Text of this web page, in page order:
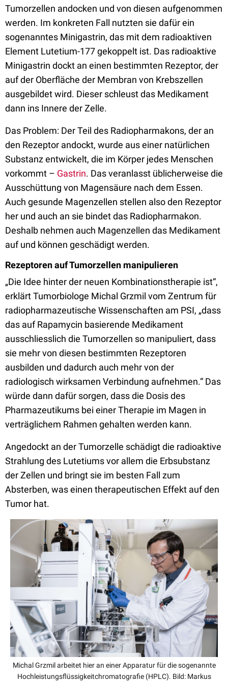
Tumorzellen andocken und von diesen aufgenommen
werden. Im konkreten Fall nutzten sie dafür ein
sogenanntes Minigastrin, das mit dem radioaktiven
Element Lutetium-177 gekoppelt ist. Das radioaktive
Minigastrin dockt an einen bestimmten Rezeptor, der
auf der Oberfläche der Membran von Krebszellen
ausgebildet wird. Dieser schleust das Medikament
dann ins Innere der Zelle.
Das Problem: Der Teil des Radiopharmakons, der an
den Rezeptor andockt, wurde aus einer natürlichen
Substanz entwickelt, die im Körper jedes Menschen
vorkommt – Gastrin. Das veranlasst üblicherweise die
Ausschüttung von Magensäure nach dem Essen.
Auch gesunde Magenzellen stellen also den Rezeptor
her und auch an sie bindet das Radiopharmakon.
Deshalb nehmen auch Magenzellen das Medikament
auf und können geschädigt werden.
Rezeptoren auf Tumorzellen manipulieren
„Die Idee hinter der neuen Kombinationstherapie ist“,
erklärt Tumorbiologe Michal Grzmil vom Zentrum für
radiopharmazeutische Wissenschaften am PSI, „dass
das auf Rapamycin basierende Medikament
ausschliesslich die Tumorzellen so manipuliert, dass
sie mehr von diesen bestimmten Rezeptoren
ausbilden und dadurch auch mehr von der
radiologisch wirksamen Verbindung aufnehmen.“ Das
würde dann dafür sorgen, dass die Dosis des
Pharmazeutikums bei einer Therapie im Magen in
verträglichem Rahmen gehalten werden kann.
Angedockt an der Tumorzelle schädigt die radioaktive
Strahlung des Lutetiums vor allem die Erbsubstanz
der Zellen und bringt sie im besten Fall zum
Absterben, was einen therapeutischen Effekt auf den
Tumor hat.
Michal Grzmil arbeitet hier an einer Apparatur für die sogenannte
Hochleistungsflüssigkeitchromatografie (HPLC). Bild: Markus